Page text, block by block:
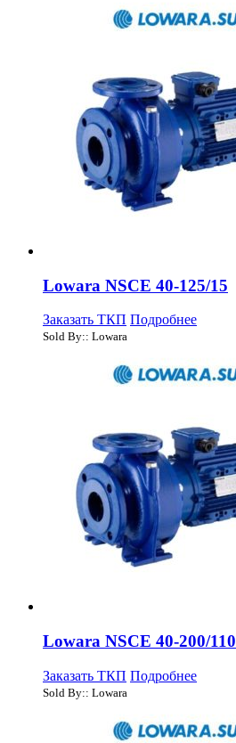
Lowara NSCE 40-125/15
Заказать ТКП Подробнее
Sold By:: Lowara
Lowara NSCE 40-200/110
Заказать ТКП Подробнее
Sold By:: Lowara